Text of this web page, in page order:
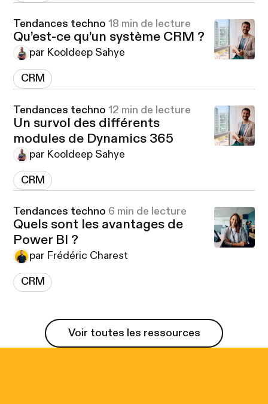
Tendances techno 18 min de lecture
Qu’est-ce qu’un système CRM ?
par Kooldeep Sahye
CRM
Tendances techno 12 min de lecture
Un survol des différents
modules de Dynamics 365
par Kooldeep Sahye
CRM
Tendances techno 6 min de lecture
Quels sont les avantages de
Power BI ?
par Frédéric Charest
CRM
Voir toutes les ressources